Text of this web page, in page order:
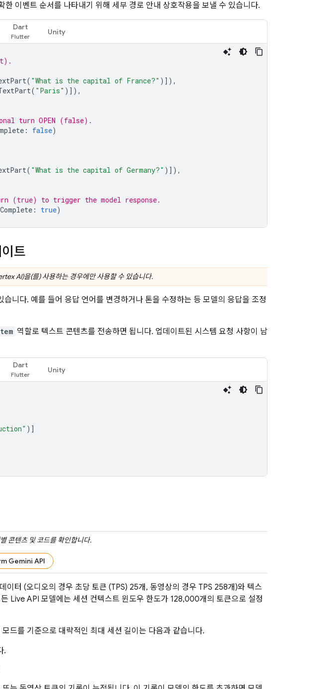
한 이벤트 순서를 나타내기 위해 세부 경로 안내 상호작용을 보낼 수 있습니다.
Dart
Unity
( "What is the capital of France?" )]),
( "Paris" )]),
turn OPEN (false).
: false)
( "What is the capital of Germany?" )]),
(true) to trigger the model response.
: true)
트
AI)을(를) 사용하는 경우에만 사용할 수 있습니다.
습니다. 예를 들어 응답 언어를 변경하거나 톤을 수정하는 등 모델의 응답을 조정
역할로 텍스트 콘텐츠를 전송하면 됩니다. 업데이트된 시스템 요청 사항이 남
Dart
Unity
)]
콘텐츠 및 코드를 확인합니다.
Gemini API
이터 (오디오의 경우 초당 토큰 (TPS) 25개, 동영상의 경우 TPS 258개)와 텍스
Live API 모델에는 세션 컨텍스트 윈도우 한도가 128,000개의 토큰으로 설정
드를 기준으로 대략적인 최대 세션 길이는 다음과 같습니다.
.